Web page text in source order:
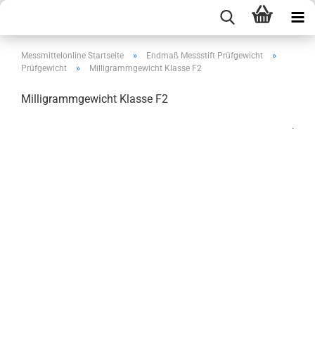
Messmittelonline Startseite » Endmaß Messstift Prüfgewicht »
Prüfgewicht » Milligrammgewicht Klasse F2
Milligrammgewicht Klasse F2
.